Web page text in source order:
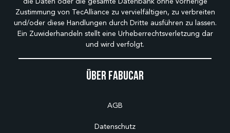
Über Fabucar
AGB
Datenschutz
Zustimmung von TecAlliance zu vervielfältigen, zu verbreiten
und/oder diese Handlungen durch Dritte ausführen zu lassen.
Ein Zuwiderhandeln stellt eine Urheberrechtsverletzung dar
und wird verfolgt.